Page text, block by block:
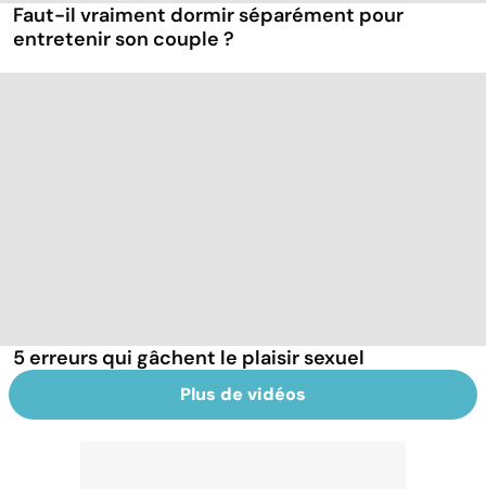
Faut-il vraiment dormir séparément pour
entretenir son couple ?
5 erreurs qui gâchent le plaisir sexuel
Plus de vidéos